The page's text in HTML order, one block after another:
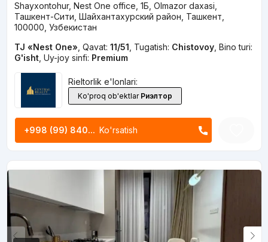
Shayxontohur, Nest One office, 1Б, Olmazor daxasi,
Ташкент-Сити, Шайхантахурский район, Ташкент,
100000, Узбекистан
TJ «Nest One» Qavat: 11/51 Tugatish: Chistovoy, Bino turi:
G'isht, Uy-joy sinfi: Premium
Rieltorlik e'lonlari:
Ko'proq ob'ektlar Риэлтор
+998 (99) 840... Ko'rsatish